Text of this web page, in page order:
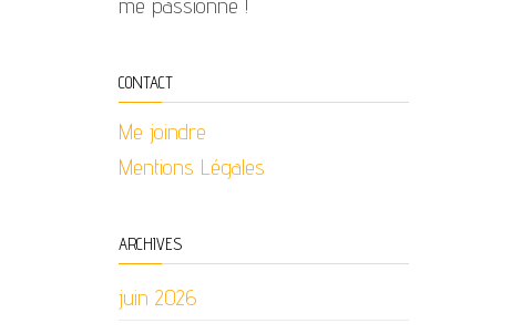
me passionne !
CONTACT
Me joindre
Mentions Légales
ARCHIVES
juin 2026